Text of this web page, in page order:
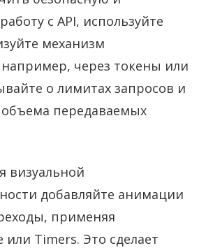
с API, используйте
механизм
через токены или
о лимитах запросов и
передаваемых
визуальной
добавляйте анимации
применяя
или Timers. Это сделает